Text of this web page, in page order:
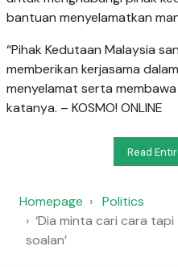
bantuan menyelamatkan
“Pihak Kedutaan Malaysia
memberikan kerjasama
menyelamat serta
katanya. – KOSMO! ONLINE
Read
Homepage
Politics
‘Dia minta cari cara
soalan’